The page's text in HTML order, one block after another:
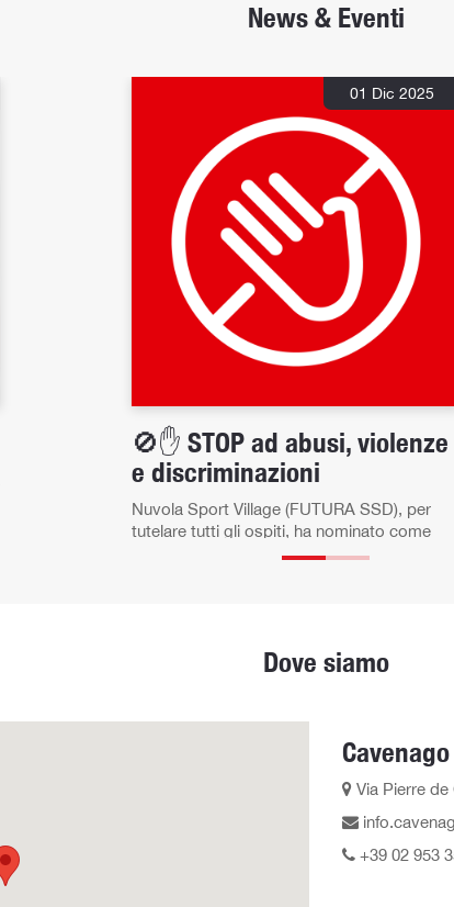
News & Eventi
01 Dic 2025
🚫✋ STOP ad abusi, violenze
e discriminazioni
Nuvola Sport Village (FUTURA SSD), per
tutelare tutti gli ospiti, ha nominato come
Dove siamo
Via Pierre
+39 02 953